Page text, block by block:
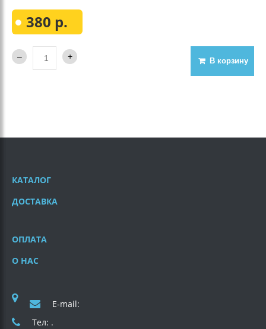
380 р.
В корзину
КАТАЛОГ
ДОСТАВКА
ОПЛАТА
О НАС
E-mail:
Тел: .